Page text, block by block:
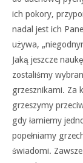
ich pokory,
nadal jest ich
używa,
Jaką jeszcze
zostaliśmy
grzesznikami. Za
grzeszymy
gdy łamiemy
popełniamy
świadomi.